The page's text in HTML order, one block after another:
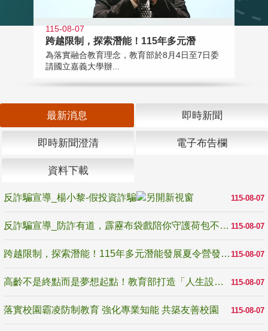
115-08-07
跨越限制，探索潛能！115年多元潛
為落實融合教育理念，教育部於8月4日至7日委
請國立嘉義大學辦...
最新消息 即時新聞
即時新聞澄清 電子布告欄
資料下載
115-08-07
反詐騙宣導_楊小黎-假投資詐騙
115-08-07
反詐騙宣導_防詐有道，霹靂布袋戲陪你守護荷包不受騙
115-08-07
跨越限制，探索潛能！115年多元潛能發展夏令營發掘生命無限可能
115-08-07
高齡不是終點而是夢想起點！教育部打造「人生設計夢工場」 參展第3屆高齡健康產業博覽會
115-08-07
落實校園霸凌防制教育 強化專業知能 共築友善校園